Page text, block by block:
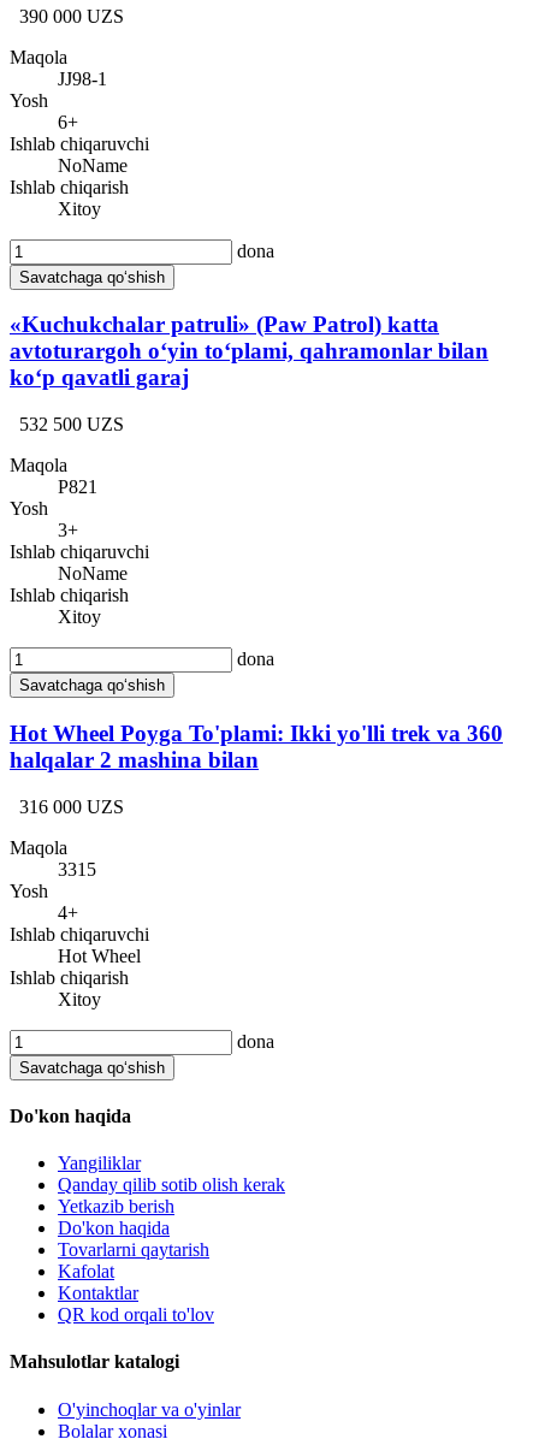
390 000 UZS
Maqola
JJ98-1
Yosh
6+
Ishlab chiqaruvchi
NoName
Ishlab chiqarish
Xitoy
dona
Savatchaga qo‘shish
«Kuchukchalar patruli» (Paw Patrol) katta
avtoturargoh o‘yin to‘plami, qahramonlar bilan
ko‘p qavatli garaj
532 500 UZS
Maqola
P821
Yosh
3+
Ishlab chiqaruvchi
NoName
Ishlab chiqarish
Xitoy
dona
Savatchaga qo‘shish
Hot Wheel Poyga To'plami: Ikki yo'lli trek va 360
halqalar 2 mashina bilan
316 000 UZS
Maqola
3315
Yosh
4+
Ishlab chiqaruvchi
Hot Wheel
Ishlab chiqarish
Xitoy
dona
Savatchaga qo‘shish
Do'kon haqida
Yangiliklar
Qanday qilib sotib olish kerak
Yetkazib berish
Do'kon haqida
Tovarlarni qaytarish
Kafolat
Kontaktlar
QR kod orqali to'lov
Mahsulotlar katalogi
O'yinchoqlar va o'yinlar
Bolalar xonasi